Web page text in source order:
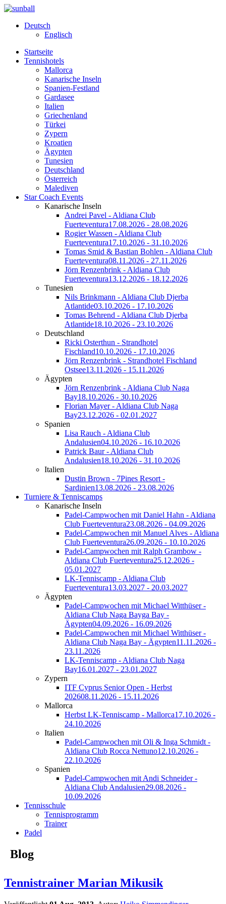
Deutsch
Englisch
Startseite
Tennishotels
Mallorca
Kanarische Inseln
Spanien-Festland
Gardasee
Italien
Griechenland
Türkei
Zypern
Kroatien
Ägypten
Tunesien
Deutschland
Österreich
Malediven
Star Coach Events
Kanarische Inseln
Andrei Pavel - Aldiana Club
Fuerteventura17.08.2026 - 28.08.2026
Rogier Wassen - Aldiana Club
Fuerteventura17.10.2026 - 31.10.2026
Tomas Smid & Bastian Bohlen - Aldiana Club
Fuerteventura08.11.2026 - 27.11.2026
Jörn Renzenbrink - Aldiana Club
Fuerteventura13.12.2026 - 18.12.2026
Tunesien
Nils Brinkmann - Aldiana Club Djerba
Atlantide03.10.2026 - 17.10.2026
Tomas Behrend - Aldiana Club Djerba
Atlantide18.10.2026 - 23.10.2026
Deutschland
Ricki Osterthun - Strandhotel
Fischland10.10.2026 - 17.10.2026
Jörn Renzenbrink - Strandhotel Fischland
Ostsee13.11.2026 - 15.11.2026
Ägypten
Jörn Renzenbrink - Aldiana Club Naga
Bay18.10.2026 - 30.10.2026
Florian Mayer - Aldiana Club Naga
Bay23.12.2026 - 02.01.2027
Spanien
Lisa Rauch - Aldiana Club
Andalusien04.10.2026 - 16.10.2026
Patrick Baur - Aldiana Club
Andalusien18.10.2026 - 31.10.2026
Italien
Dustin Brown - 7Pines Resort -
Sardinien13.08.2026 - 23.08.2026
Turniere & Tenniscamps
Kanarische Inseln
Padel-Campwochen mit Daniel Hahn - Aldiana
Club Fuerteventura23.08.2026 - 04.09.2026
Padel-Campwochen mit Manuel Alves - Aldiana
Club Fuerteventura26.09.2026 - 10.10.2026
Padel-Campwochen mit Ralph Grambow -
Aldiana Club Fuerteventura25.12.2026 -
05.01.2027
LK-Tenniscamp - Aldiana Club
Fuerteventura13.03.2027 - 20.03.2027
Ägypten
Padel-Campwochen mit Michael Witthüser -
Aldiana Club Naga Bayga Bay -
Ägypten04.09.2026 - 16.09.2026
Padel-Campwochen mit Michael Witthüser -
Aldiana Club Naga Bay - Ägypten11.11.2026 -
23.11.2026
LK-Tenniscamp - Aldiana Club Naga
Bay16.01.2027 - 23.01.2027
Zypern
ITF Cyprus Senior Open - Herbst
202608.11.2026 - 15.11.2026
Mallorca
Herbst LK-Tenniscamp - Mallorca17.10.2026 -
24.10.2026
Italien
Padel-Campwochen mit Oli & Inga Schmidt -
Aldiana Club Rocca Nettuno12.10.2026 -
22.10.2026
Spanien
Padel-Campwochen mit Andi Schneider -
Aldiana Club Andalusien29.08.2026 -
10.09.2026
Tennisschule
Tennisprogramm
Trainer
Padel
Blog
Tennistrainer Marian Mikusik